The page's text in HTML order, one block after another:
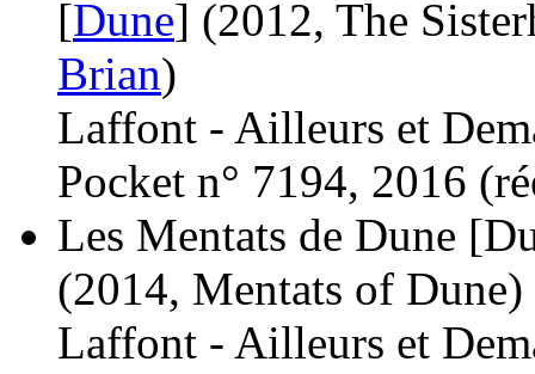
[Dune] (2012, The
Brian)
Laffont - Ailleurs et
Pocket n° 7194, 2016 (
Les Mentats de Dune
(2014, Mentats of Dune)
Laffont - Ailleurs et